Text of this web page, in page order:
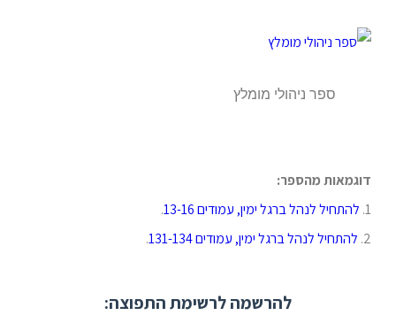
ספר ניהולי מומלץ
דוגמאות מהספר:
1. להתחיל לנהל ברגל ימין, עמודים 13-16
.
2. להתחיל לנהל ברגל ימין, עמודים 131-134 .
להרשמה לרשימת התפוצה: